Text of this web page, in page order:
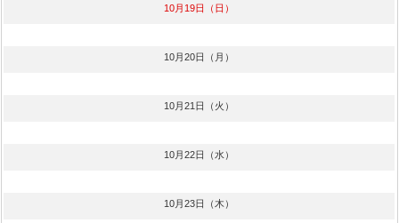
10月19日（日）
10月20日（月）
10月21日（火）
10月22日（水）
10月23日（木）